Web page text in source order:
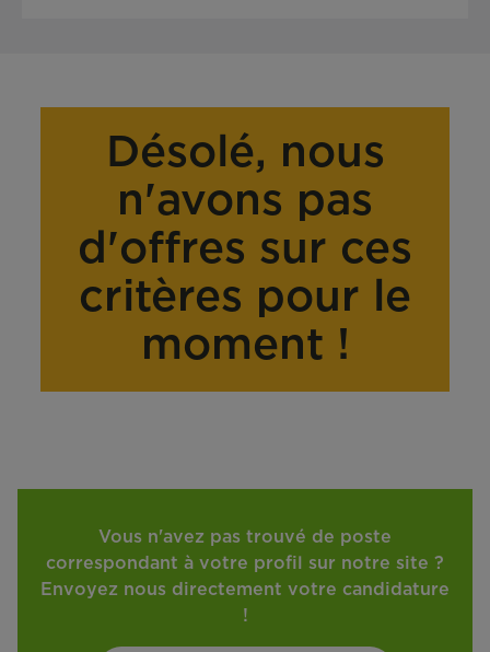
Désolé, nous
n'avons pas
d'offres sur ces
critères pour le
moment !
Vous n'avez pas trouvé de poste
correspondant à votre profil sur notre site ?
Envoyez nous directement votre candidature
!